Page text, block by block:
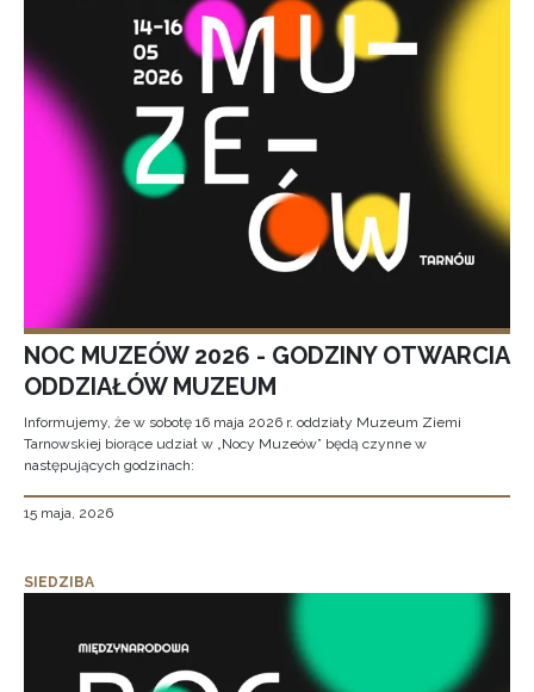
NOC MUZEÓW 2026 - GODZINY OTWARCIA
ODDZIAŁÓW MUZEUM
Informujemy, że w sobotę 16 maja 2026 r. oddziały Muzeum Ziemi
Tarnowskiej biorące udział w „Nocy Muzeów” będą czynne w
następujących godzinach:
15 maja, 2026
SIEDZIBA